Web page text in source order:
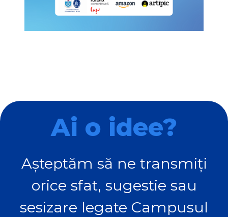
Ai o idee?
Așteptăm să ne transmiți
orice sfat, sugestie sau
sesizare legate Campusul